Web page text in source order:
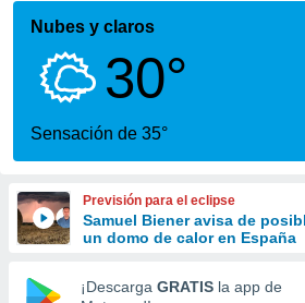
para
la
calidad.
a este
forma
digital
Nubes y claros
30°
Sensación de 35°
Previsión para el eclipse
Samuel Biener avisa de
un domo de calor en España
¡Descarga GRATIS la app de